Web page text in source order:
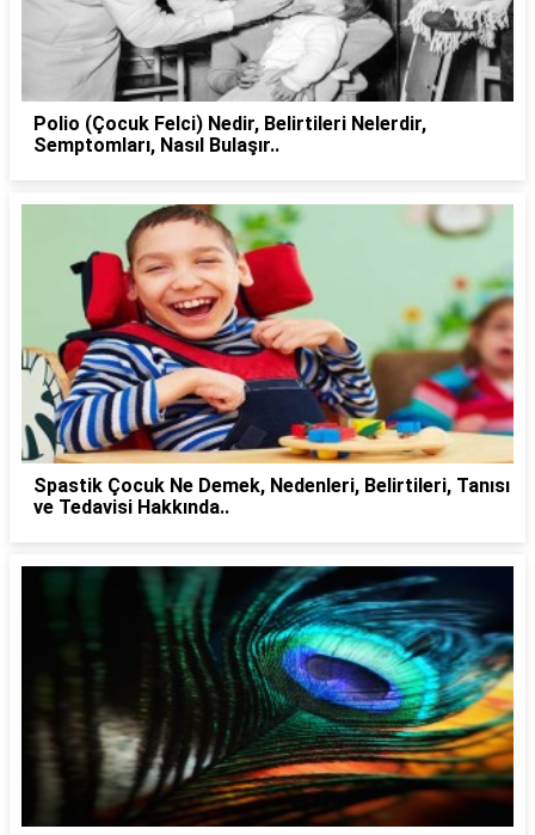
Polio (Çocuk Felci) Nedir, Belirtileri Nelerdir,
Semptomları, Nasıl Bulaşır..
Spastik Çocuk Ne Demek, Nedenleri, Belirtileri, Tanısı
ve Tedavisi Hakkında..